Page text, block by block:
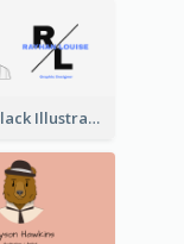
Purple Black Illustration Portrait Business Card